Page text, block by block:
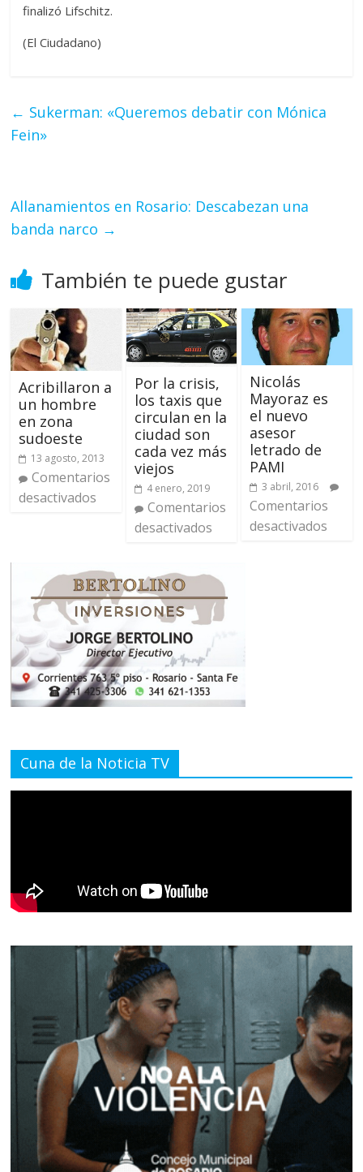
finalizó Lifschitz.
(El Ciudadano)
← Sukerman: «Queremos debatir con Mónica
Fein»
Allanamientos en Rosario: Descabezan una
banda narco →
También te puede gustar
Acribillaron a
un hombre
en zona
sudoeste
13 agosto, 2013
Comentarios
desactivados
Por la crisis,
los taxis que
circulan en la
ciudad son
cada vez más
viejos
4 enero, 2019
Comentarios
desactivados
Nicolás
Mayoraz es
el nuevo
asesor
letrado de
PAMI
3 abril, 2016
Comentarios
desactivados
Cuna de la Noticia TV